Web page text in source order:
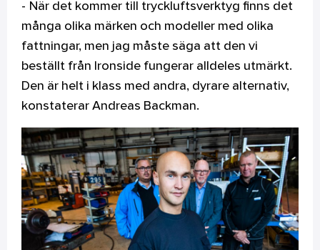
- När det kommer till tryckluftsverktyg finns det
många olika märken och modeller med olika
fattningar, men jag måste säga att den vi
beställt från Ironside fungerar alldeles utmärkt.
Den är helt i klass med andra, dyrare alternativ,
konstaterar Andreas Backman.